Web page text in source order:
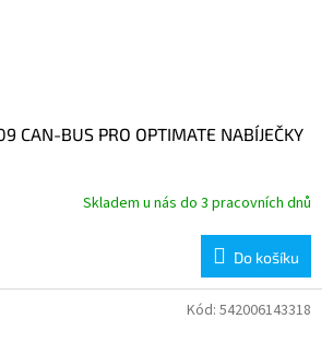
CAN-BUS PRO OPTIMATE NABÍJEČKY
Skladem u nás do 3 pracovních dnů
Do košíku
Kód: 542006143318